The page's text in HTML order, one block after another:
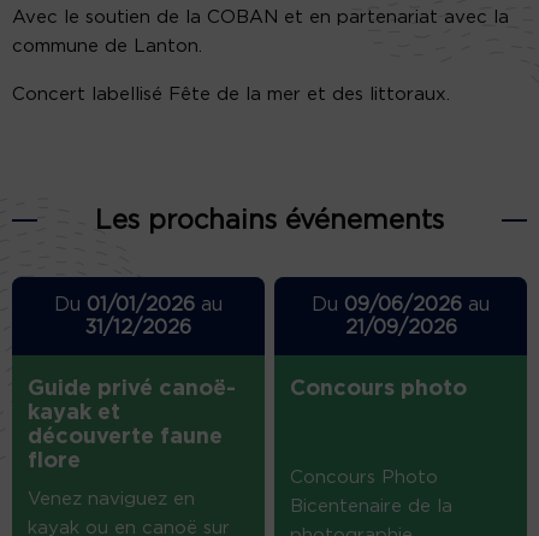
Avec le soutien de la COBAN et en partenariat avec la
commune de Lanton.
Concert labellisé Fête de la mer et des littoraux.
Les prochains événements
Du 01/01/2026au
31/12/2026
Guide privé canoë-
kayak et
découverte faune
flore
Venez naviguez en
kayak ou en canoë sur
Du 09/06/2026 au
21/09/2026
Concours photo
Concours Photo
Bicentenaire de la